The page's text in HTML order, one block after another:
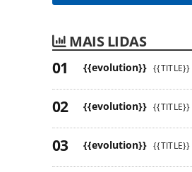
MAIS LIDAS
{{evolution}} {{TITLE}}
{{evolution}} {{TITLE}}
{{evolution}} {{TITLE}}